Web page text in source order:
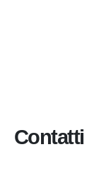
Contatti